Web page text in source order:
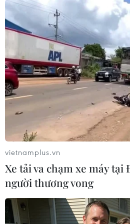
thập thông tin tình báo
phạm quyền riêng tư của
khi vẫn đảm bảo được an
Snowden trở thành "kẻ tội
phải trốn sang Nga và được
tỵ nạn có thời hạn./.
vietnamplus.vn
Xe tải va chạm xe máy tại
người thương vong